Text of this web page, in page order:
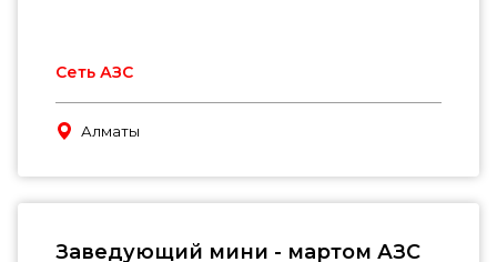
Сеть АЗС
Алматы
Заведующий мини - мартом АЗС